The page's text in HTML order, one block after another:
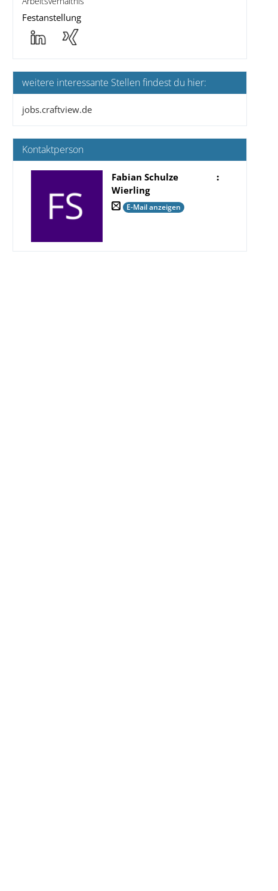
Festanstellung
weitere interessante Stellen findest du hier:
jobs.craftview.de
Kontaktperson
Fabian Schulze
Wierling
:
E-Mail anzeigen